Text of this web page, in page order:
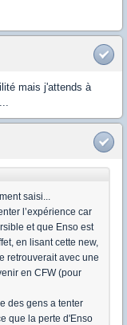
mais j'attends à
saisi...
l’expérience car
et que Enso est
en lisant cette new,
retrouverait avec une
en CFW (pour
des gens a tenter
que la perte d'Enso